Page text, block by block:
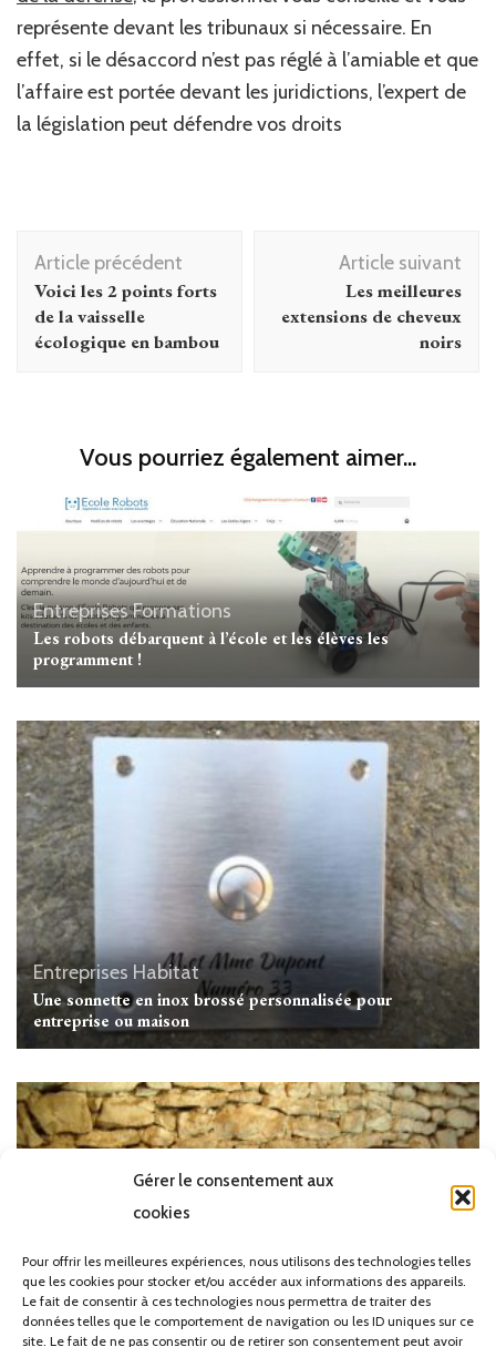
Gérer le consentement aux
cookies
Pour offrir les meilleures expériences, nous utilisons des technologies telles
que les cookies pour stocker et/ou accéder aux informations des appareils.
Le fait de consentir à ces technologies nous permettra de traiter des
données telles que le comportement de navigation ou les ID uniques sur ce
site. Le fait de ne pas consentir ou de retirer son consentement peut avoir
représente devant les tribunaux si nécessaire. En
effet, si le désaccord n’est pas réglé à l’amiable et que
l’affaire est portée devant les juridictions, l’expert de
la législation peut défendre vos droits
Navigation
d'article
Article précédent
Voici les 2 points forts
de la vaisselle
écologique en bambou
Article suivant
Les meilleures
extensions de cheveux
noirs
Vous pourriez également aimer...
EntreprisesFormations
Les robots débarquent à l’école et les élèves les
programment !
Entreprises Habitat
Une sonnette en inox brossé personnalisée pour
entreprise ou maison